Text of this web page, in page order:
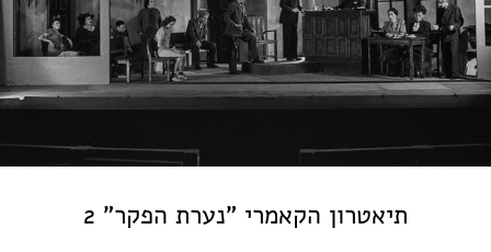
תיאטרון הקאמרי "נערת הפקר" 2